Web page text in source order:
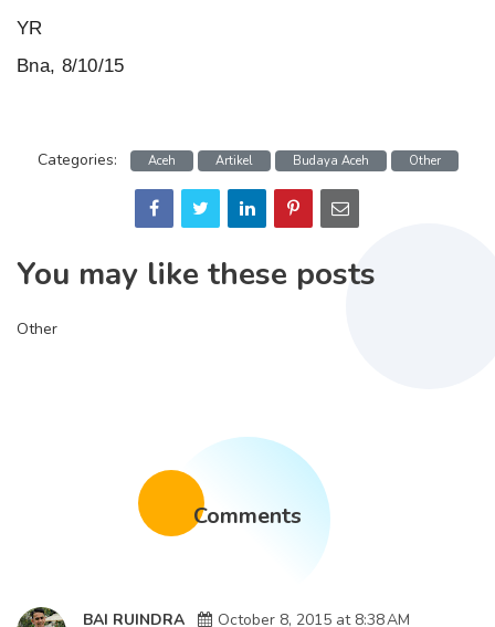
YR
Bna, 8/10/15
Categories: Aceh Artikel Budaya Aceh Other
You may like these posts
Other
Comments
BAI RUINDRA October 8, 2015 at 8:38 AM